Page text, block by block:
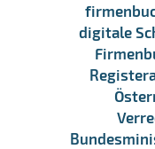
digitale